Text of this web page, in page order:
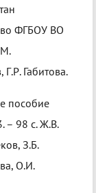
ФГБОУ ВО
Габитова.
пособие
– 98 с. Ж.В.
З.Б.
О.И.